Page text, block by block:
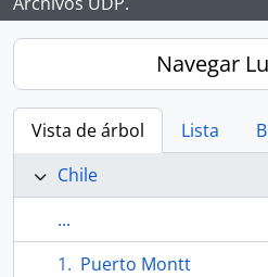
Navegar
Vista de árbol Lista
Chile
...
Puerto Montt